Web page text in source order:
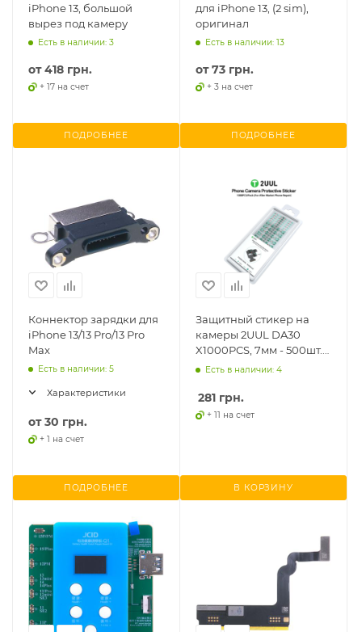
iPhone 13, большой
вырез под камеру
Есть в наличии: 3
от418 грн.
+ 17 на счет
ПОДРОБНЕЕ
для iPhone 13, (2 sim),
оригинал
Есть в наличии: 13
от73 грн.
+ 3 на счет
ПОДРОБНЕЕ
Коннектор зарядки для
iPhone 13/13 Pro/13 Pro
Max
Есть в наличии: 5
Характеристики
от30 грн.
+ 1 на счет
ПОДРОБНЕЕ
Защитный стикер на
камеры 2UUL DA30
X1000PCS, 7мм - 500шт.
12мм - 500шт.
Есть в наличии: 4
281 грн.
+ 11 на счет
В КОРЗИНУ